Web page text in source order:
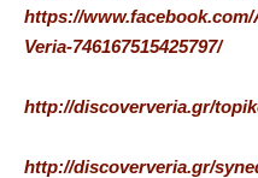
https://
Veria-746167515425797/
http://discoververia.gr/
http://discoververia.gr/